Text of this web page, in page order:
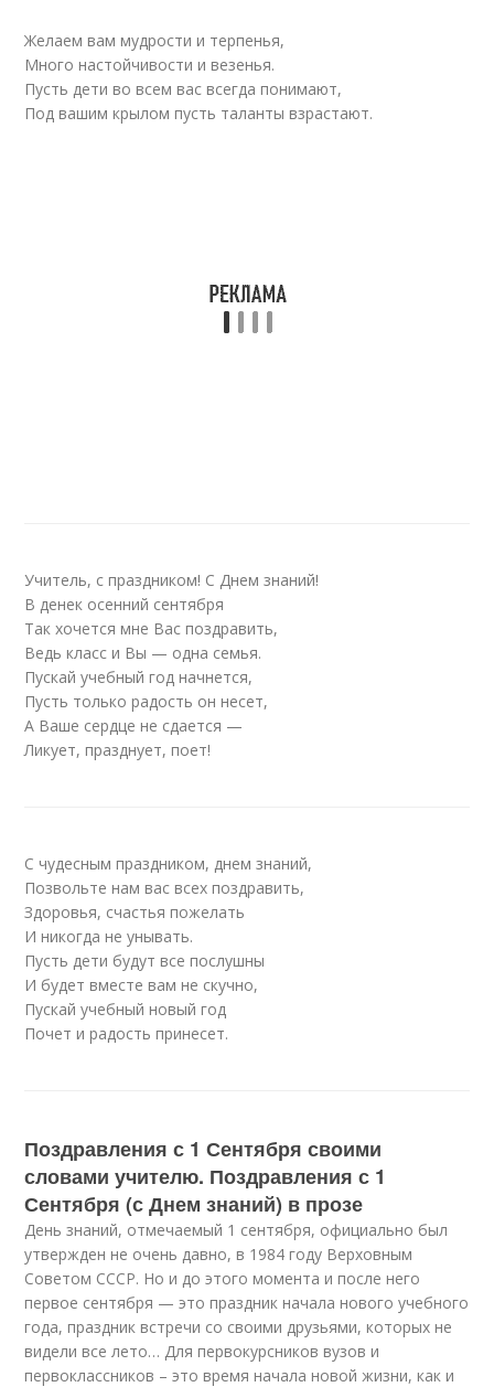
Желаем вам мудрости и терпенья,
Много настойчивости и везенья.
Пусть дети во всем вас всегда понимают,
Под вашим крылом пусть таланты взрастают.
Учитель, с праздником! С Днем знаний!
В денек осенний сентября
Так хочется мне Вас поздравить,
Ведь класс и Вы — одна семья.
Пускай учебный год начнется,
Пусть только радость он несет,
А Ваше сердце не сдается —
Ликует, празднует, поет!
С чудесным праздником, днем знаний,
Позвольте нам вас всех поздравить,
Здоровья, счастья пожелать
И никогда не унывать.
Пусть дети будут все послушны
И будет вместе вам не скучно,
Пускай учебный новый год
Почет и радость принесет.
Поздравления с 1 Сентября своими
словами учителю. Поздравления с 1
Сентября (с Днем знаний) в прозе
День знаний, отмечаемый 1 сентября, официально был
утвержден не очень давно, в 1984 году Верховным
Советом СССР. Но и до этого момента и после него
первое сентября — это праздник начала нового учебного
года, праздник встречи со своими друзьями, которых не
видели все лето… Для первокурсников вузов и
первоклассников – это время начала новой жизни, как и